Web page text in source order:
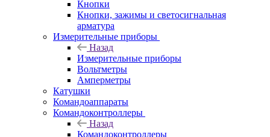
Кнопки
Кнопки, зажимы и светосигнальная
арматура
Измерительные приборы
Назад
Измерительные приборы
Вольтметры
Амперметры
Катушки
Командоаппараты
Командоконтроллеры
Назад
Командоконтроллеры